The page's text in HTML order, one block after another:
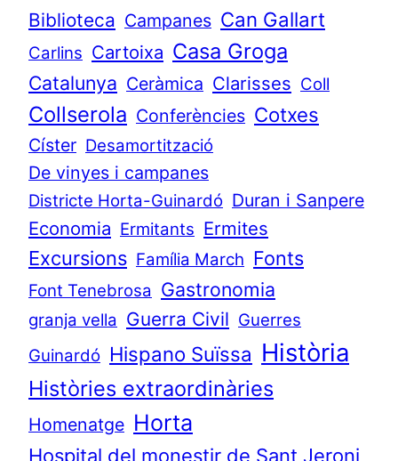
Biblioteca Campanes Can Gallart
Carlins Cartoixa Casa Groga
Catalunya Ceràmica Clarisses Coll
Collserola Conferències Cotxes
Císter Desamortització
De vinyes i campanes
Districte Horta-Guinardó Duran i Sanpere
Economia Ermitants Ermites
Excursions Família March Fonts
Font Tenebrosa Gastronomia
granja vella Guerra Civil Guerres
Guinardó Hispano Suïssa Història
Històries extraordinàries
Homenatge Horta
Hospital del monestir de Sant Jeroni